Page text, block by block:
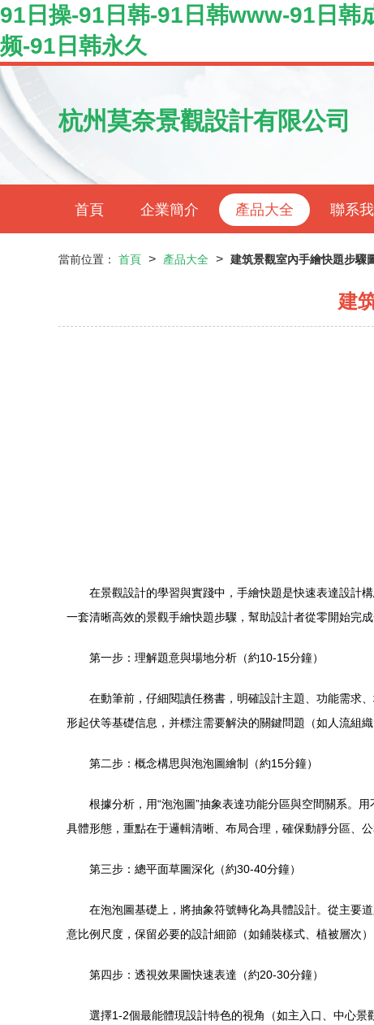
91日操-91日韩-91日韩www-91日韩
频-91日韩永久
杭州莫奈景觀設計有限公司
首頁 企業簡介 產品大全 聯系
當前位置： 首頁 > 產品大全 > 建筑景觀室內手繪快題步驟
建
在景觀設計的學習與實踐中，手繪快題是快速表達設計
一套清晰高效的景觀手繪快題步驟，幫助設計者從零開始完成
第一步：理解題意與場地分析（約10-15分鐘）
在動筆前，仔細閱讀任務書，明確設計主題、功能需求
形起伏等基礎信息，并標注需要解決的關鍵問題（如人流組
第二步：概念構思與泡泡圖繪制（約15分鐘）
根據分析，用“泡泡圖”抽象表達功能分區與空間關系。
具體形態，重點在于邏輯清晰、布局合理，確保動靜分區、公
第三步：總平面草圖深化（約30-40分鐘）
在泡泡圖基礎上，將抽象符號轉化為具體設計。從主要
意比例尺度，保留必要的設計細節（如鋪裝樣式、植被層次
第四步：透視效果圖快速表達（約20-30分鐘）
選擇1-2個最能體現設計特色的視角（如主入口、中心